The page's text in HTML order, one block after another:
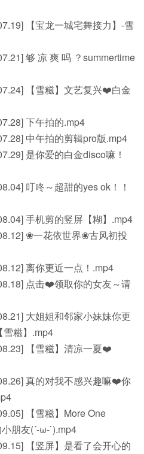
【宝龙一城宅舞接力】-雪
够 凉 爽 吗 ？summertime
【雪糍】文艺复兴❤️白金
下午拍的.mp4
中午拍的剪辑pro版.mp4
是你爱的白金disco嘛！
叮咚～超甜的yes ok！！
手机剪的竖屏【糊】.mp4
❀一花依世界❀古风初投
离你更近一点！.mp4
点击❤️领取你的女友～请
大姐姐和邻家小妹妹你更
糍】.mp4
【雪糍】清凉一夏❤️
真的对我不感兴趣嘛❤️你
【雪糍】More One
朋友(´-ω-`).mp4
【竖屏】是看了会开心的